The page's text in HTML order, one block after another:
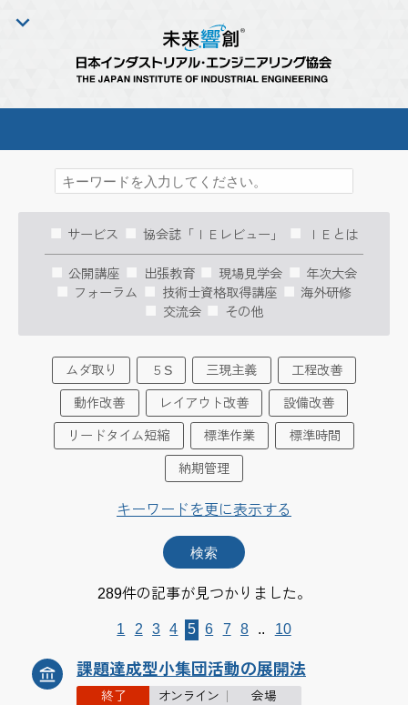
サービス 協会誌「ＩＥレビュー」 ＩＥとは
公開講座 出張教育 現場見学会
年次大会
フォーラム
技術士資格取得講座
海外研修
交流会
その他
ムダ取り ５S 三現主義 工程改善
動作改善 レイアウト改善 設備改善
リードタイム短縮 標準作業 標準時間
納期管理
キーワードを更に表示する
289件の記事が見つかりました。
1 2 3 4 5 6 7 8 .. 10
課題達成型小集団活動の展開法
終了 オンライン 会場